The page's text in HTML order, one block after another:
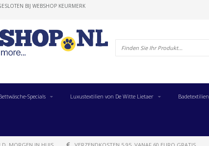
BIJ WEBSHOP KEURMERK
Specials Luxustextilien von De Witte Lietaer Badetextilien